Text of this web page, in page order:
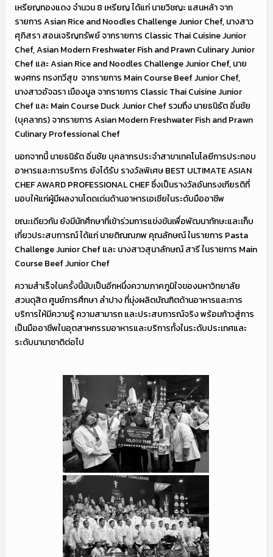
เหรียญทองแดง จำนวน 8 เหรียญ ได้แก่ นายวิชญะ แสนหล้า จาก
รายการ Asian Rice and Noodles Challenge Junior Chef, นางสาว
ศุภิสรา สอนเจริญทรัพย์ จากรายการ Classic Thai Cuisine Junior
Chef, Asian Modern Freshwater Fish and Prawn Culinary Junior
Chef และ Asian Rice and Noodles Challenge Junior Chef, นาย
พงศกร ทรงทวีสุข จากรายการ Main Course Beef Junior Chef,
นางสาวอัจฉรา เมืองมูล จากรายการ Classic Thai Cuisine Junior
Chef และ Main Course Duck Junior Chef รวมถึง นายธนิธัต อิ่นชัย
(บุคลากร) จากรายการ Asian Modern Freshwater Fish and Prawn
Culinary Professional Chef
นอกจากนี้ นายธนิธัต อิ่นชัย บุคลากรประจำสาขาเทคโนโลยีการประกอบ
อาหารและการบริการ ยังได้รับ รางวัลพิเศษ BEST ULTIMATE ASIAN
CHEF AWARD PROFESSIONAL CHEF ซึ่งเป็นรางวัลอันทรงเกียรติที่
มอบให้แก่ผู้มีผลงานโดดเด่นด้านอาหารเอเชียในระดับมืออาชีพ
ขณะเดียวกัน ยังมีนักศึกษาที่เข้าร่วมการแข่งขันเพื่อพัฒนาทักษะและเก็บ
เกี่ยวประสบการณ์ ได้แก่ นายติณณภพ คุณลักษณ์ ในรายการ Pasta
Challenge Junior Chef และ นางสาวสุนาลักษณ์ สารี ในรายการ Main
Course Beef Junior Chef
ความสำเร็จในครั้งนี้นับเป็นอีกหนึ่งความภาคภูมิใจของมหาวิทยาลัย
สวนดุสิต ศูนย์การศึกษา ลำปาง ที่มุ่งผลิตบัณฑิตด้านอาหารและการ
บริการให้มีความรู้ ความสามารถ และประสบการณ์จริง พร้อมก้าวสู่การ
เป็นมืออาชีพในอุตสาหกรรมอาหารและบริการทั้งในระดับประเทศและ
ระดับนานาชาติต่อไป